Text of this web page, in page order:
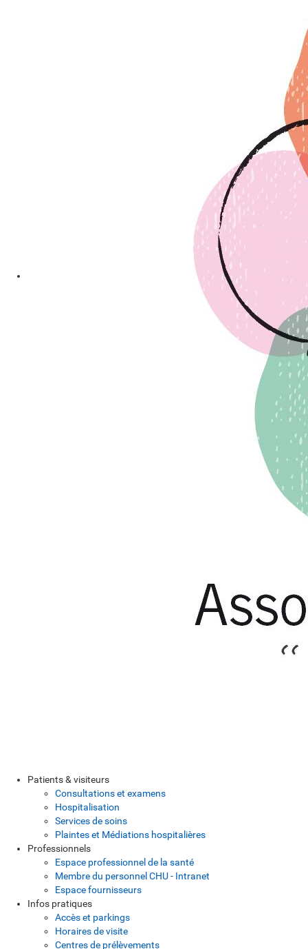
Patients & visiteurs
Consultations et examens
Hospitalisation
Services de soins
Plaintes et Médiations hospitalières
Professionnels
Espace professionnel de la santé
Membre du personnel CHU - Intranet
Espace fournisseurs
Infos pratiques
Accès et parkings
Horaires de visite
Centres de prélèvements